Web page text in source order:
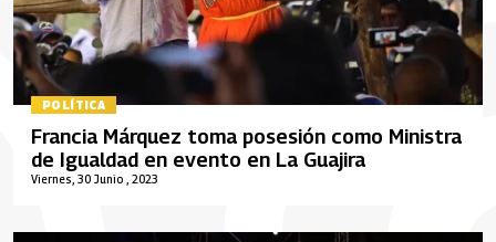
POLÍTICA
Viernes, 30 Junio , 2023
Francia Márquez toma posesión como Ministra
de Igualdad en evento en La Guajira